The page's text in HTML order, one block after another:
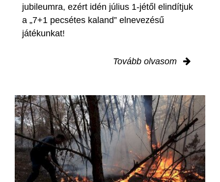
jubileumra, ezért idén július 1-jétől elindítjuk
a „7+1 pecsétes kaland” elnevezésű
játékunkat!
Tovább olvasom